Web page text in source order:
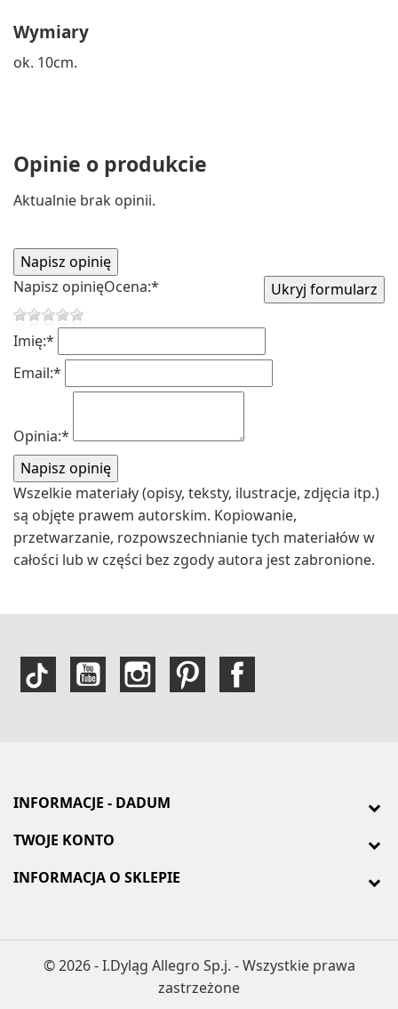
Wymiary
ok. 10cm.
Opinie o produkcie
Aktualnie brak opinii.
Napisz opinięOcena:*
Imię:*
Email:*
Opinia:*
Wszelkie materiały (opisy, teksty, ilustracje, zdjęcia itp.)
są objęte prawem autorskim. Kopiowanie,
przetwarzanie, rozpowszechnianie tych materiałów w
całości lub w części bez zgody autora jest zabronione.
INFORMACJE - DADUM
TWOJE KONTO
INFORMACJA O SKLEPIE
© 2026 - I.Dyląg Allegro Sp.j. - Wszystkie prawa
zastrzeżone